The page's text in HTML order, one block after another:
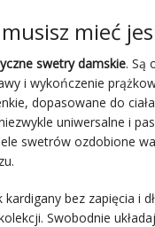
mieć
swetry damskie. Są
i wykończenie
dopasowane do
uniwersalne i
swetrów ozdobione
bez zapięcia i
Swobodnie